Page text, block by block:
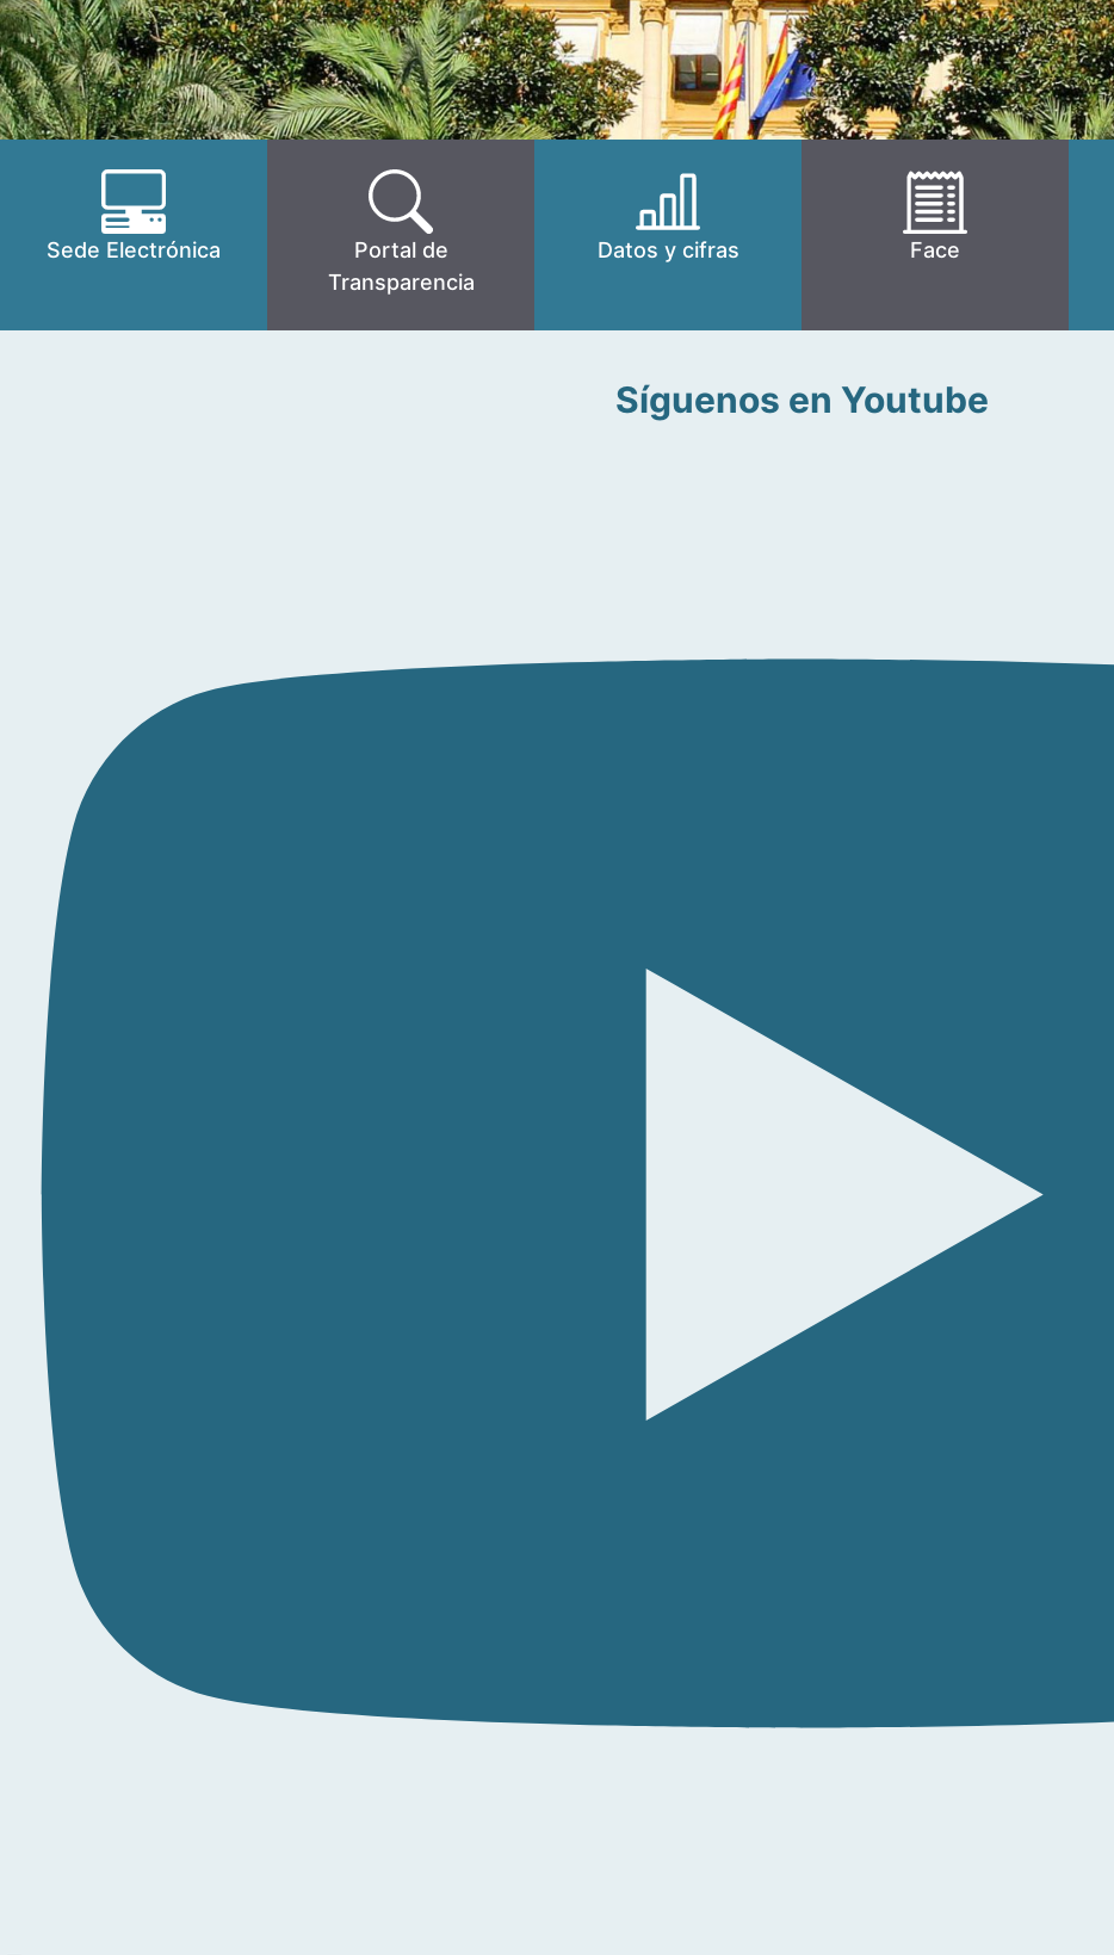
Sede Electrónica
Portal de
Transparencia
Datos y cifras Face
Síguenos en Youtube